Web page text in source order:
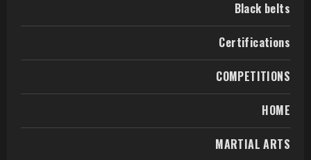
Black belts
Certifications
COMPETITIONS
HOME
MARTIAL ARTS